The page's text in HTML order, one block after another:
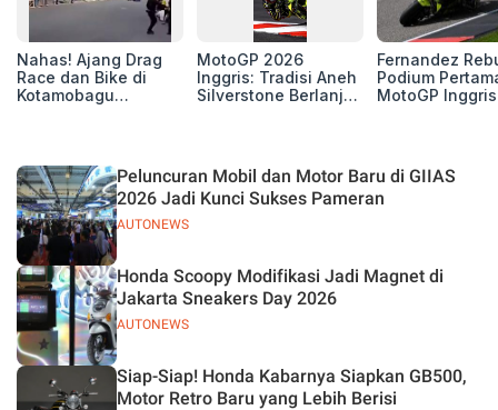
Nahas! Ajang Drag
Race dan Bike di
Kotamobagu
MotoGP 2026
Inggris: Tradisi Aneh
Silverstone Berlanjut,
Fernandez
Podium
MotoGP Inggris
AUTONEWS
Peluncuran Mobil dan Motor Baru di GIIAS
2026 Jadi Kunci Sukses Pameran
AUTONEWS
Honda Scoopy Modifikasi Jadi Magnet di
Jakarta Sneakers Day 2026
Siap-Siap! Honda Kabarnya Siapkan GB500,
Motor Retro Baru yang Lebih Berisi